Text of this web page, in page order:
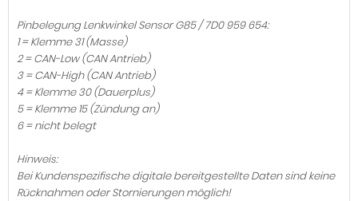
Pinbelegung Lenkwinkel Sensor G85 / 7D0 959 654:
1 = Klemme 31 (Masse)
2 = CAN-Low (CAN Antrieb)
3 = CAN-High (CAN Antrieb)
4 = Klemme 30 (Dauerplus)
5 = Klemme 15 (Zündung an)
6 = nicht belegt
Hinweis:
Bei Kundenspezifische digitale bereitgestellte Daten sind keine
Rücknahmen oder Stornierungen möglich!